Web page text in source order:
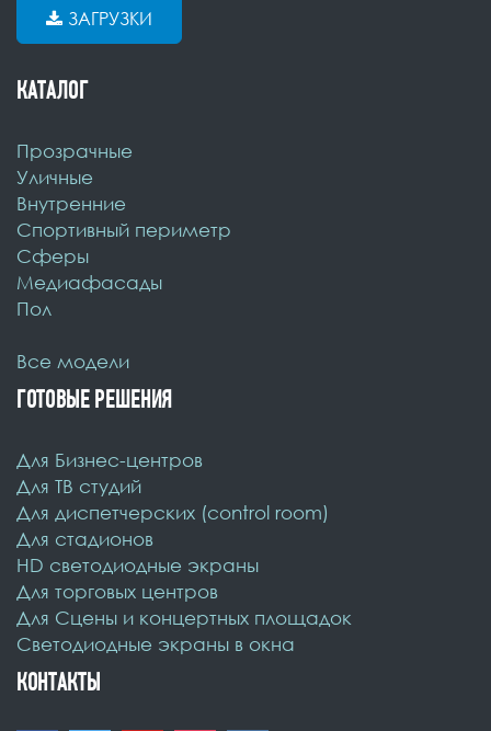
ЗАГРУЗКИ
КАТАЛОГ
Прозрачные
Уличные
Внутренние
Спортивный периметр
Cферы
Медиафасады
Пол
Все модели
ГОТОВЫЕ РЕШЕНИЯ
Для Бизнес-центров
Для ТВ студий
Для диспетчерских (control room)
Для стадионов
HD светодиодные экраны
Для торговых центров
Для Сцены и концертных площадок
Светодиодные экраны в окна
КОНТАКТЫ